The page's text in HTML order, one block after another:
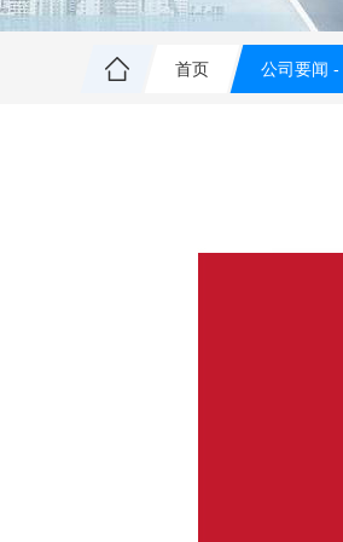
首页 公司要闻 -